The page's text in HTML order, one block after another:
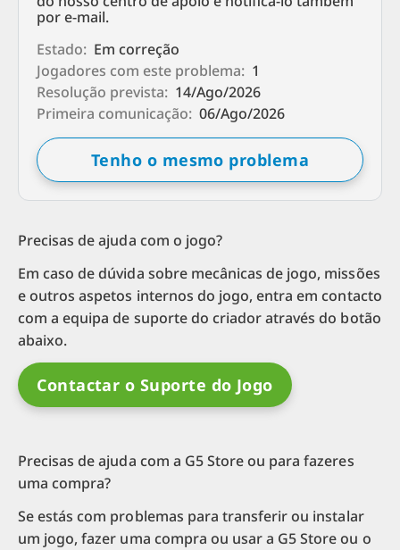
por e-mail.
Estado: Em correção
Jogadores com este problema: 1
Resolução prevista: 14/Ago/2026
Primeira comunicação: 06/Ago/2026
Tenho o mesmo problema
Precisas de ajuda com o jogo?
Em caso de dúvida sobre mecânicas de jogo, missões
e outros aspetos internos do jogo, entra em contacto
com a equipa de suporte do criador através do botão
abaixo.
Contactar o Suporte do Jogo
Precisas de ajuda com a G5 Store ou para fazeres
uma compra?
Se estás com problemas para transferir ou instalar
um jogo, fazer uma compra ou usar a G5 Store ou o